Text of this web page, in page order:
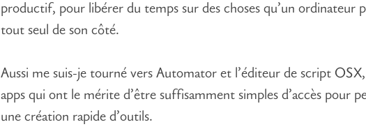
productif, pour libérer du temps sur des choses qu’un ordinateur
tout seul de son côté.
Aussi me suis-je tourné vers Automator et l’éditeur de script
apps qui ont le mérite d’être suffisamment simples d’accès pour
une création rapide d’outils.